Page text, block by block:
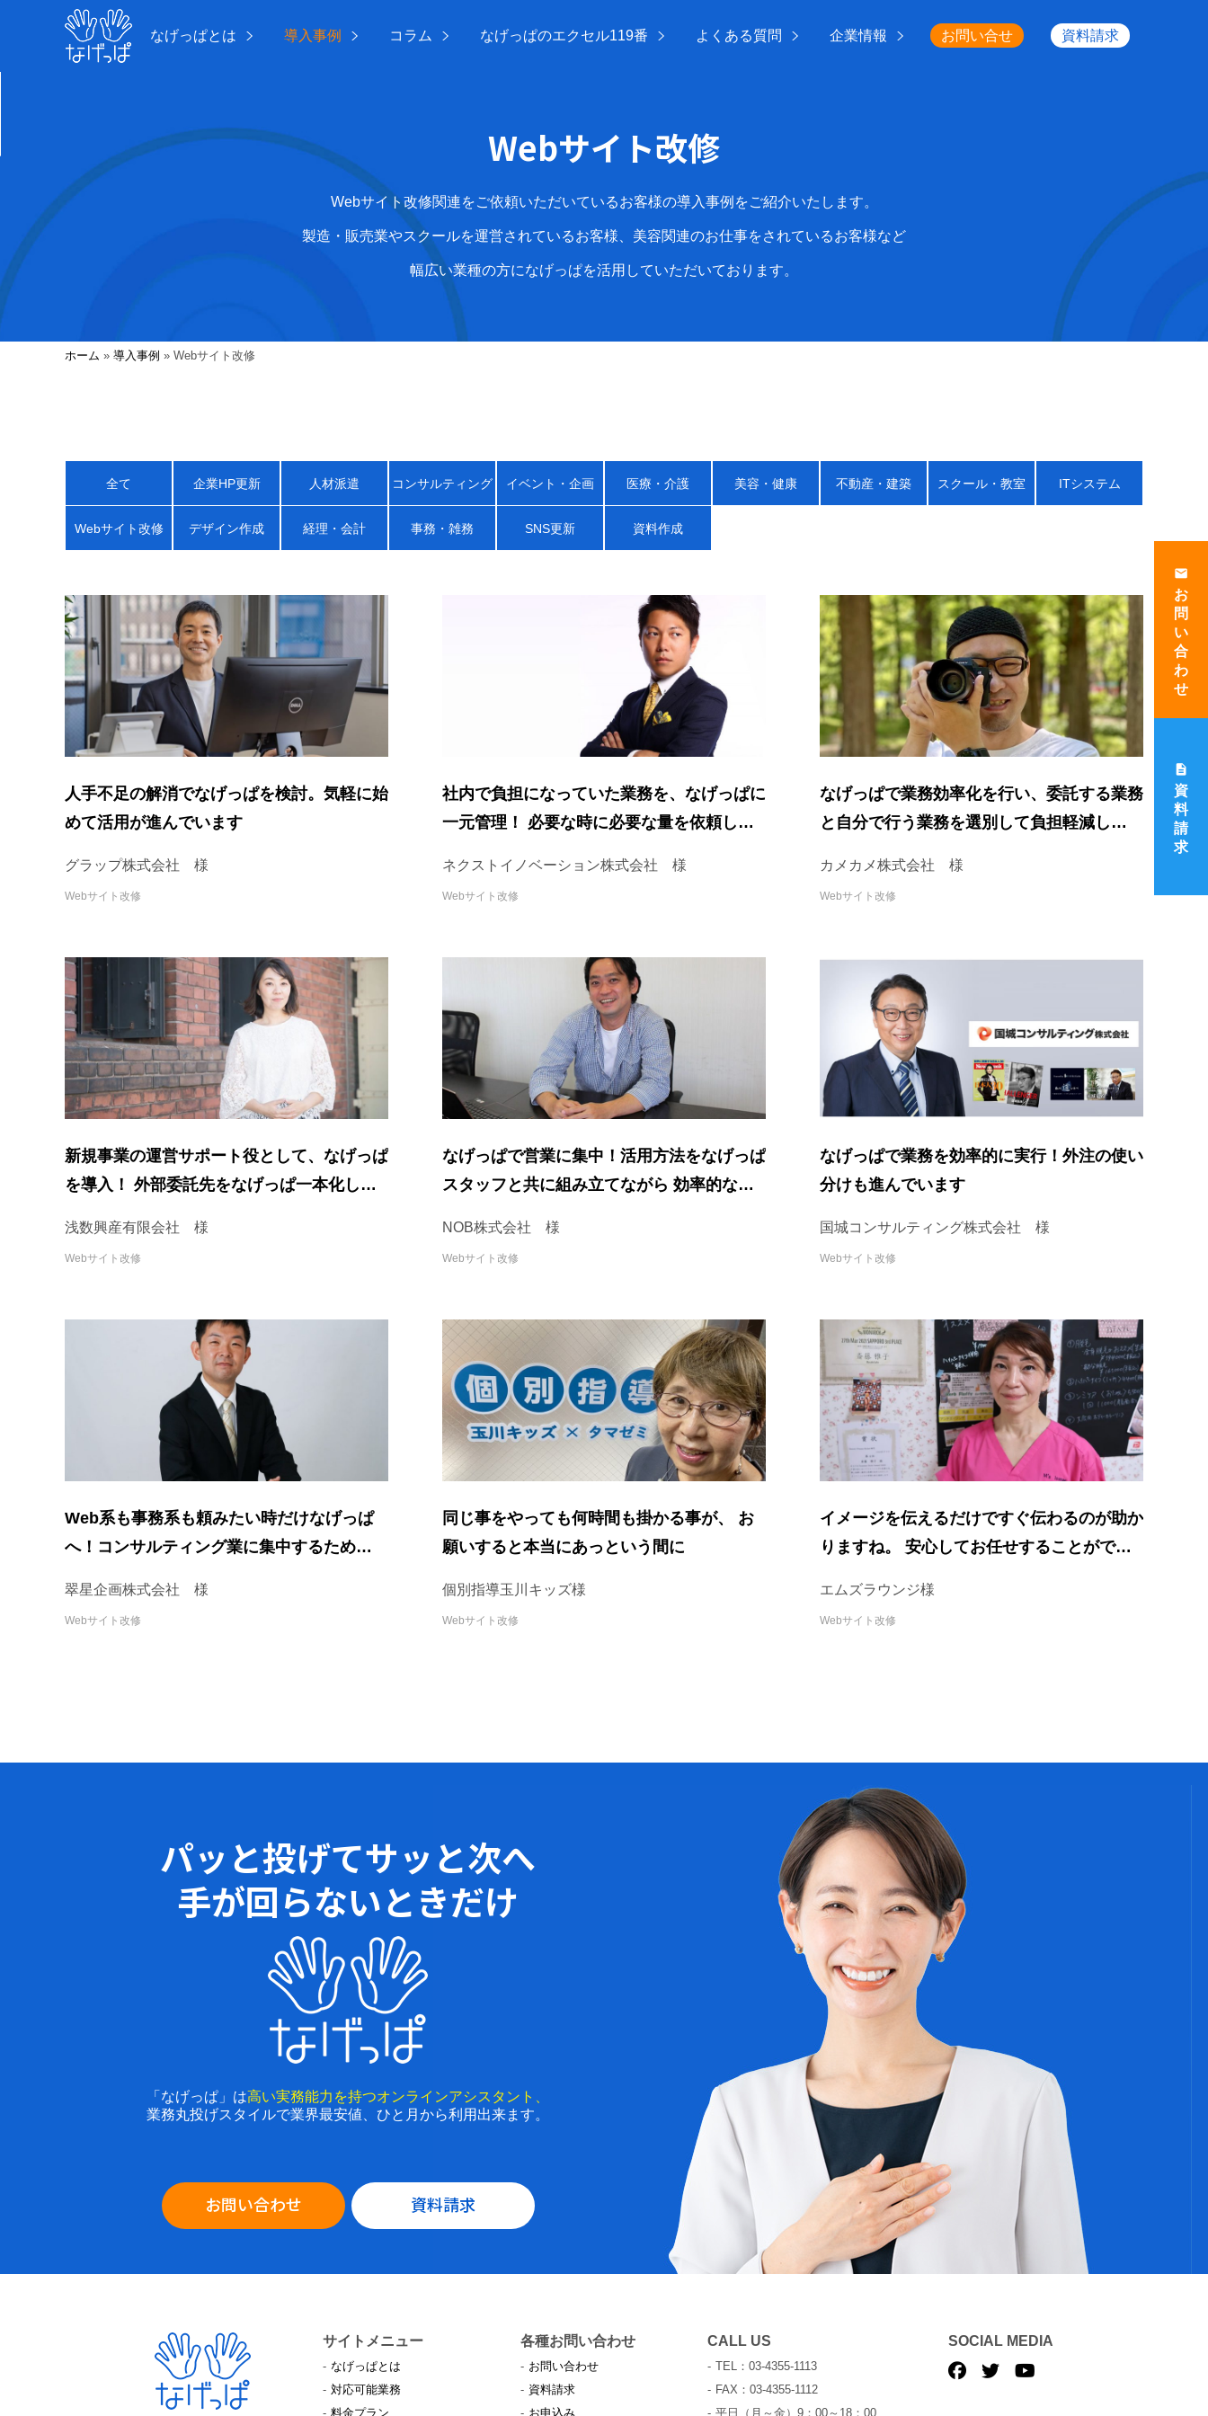
なげっぱとは 導入事例 コラム なげっぱのエクセル119番 よくある質問 企業情報 お問い合せ 資料請求
email
お
問
い
合
わ
せ
description
資
料
請
求
Webサイト改修
Webサイト改修関連をご依頼いただいているお客様の導入事例をご紹介いたします。
製造・販売業やスクールを運営されているお客様、美容関連のお仕事をされているお客様など
幅広い業種の方になげっぱを活用していただいております。
ホーム » 導入事例 » Webサイト改修
全て 企業HP更新 人材派遣 コンサルティング イベント・企画 医療・介護 美容・健康 不動産・建築 スクール・教室 ITシステム
Webサイト改修 デザイン作成 経理・会計 事務・雑務 SNS更新 資料作成
人手不足の解消でなげっぱを検討。気軽に始
めて活用が進んでいます
グラップ株式会社 様
Webサイト改修
社内で負担になっていた業務を、なげっぱに
一元管理！ 必要な時に必要な量を依頼して
ネクストイノベーション株式会社 様
Webサイト改修
なげっぱで業務効率化を行い、委託する業務
と自分で行う業務を選別して負担軽減してい
カメカメ株式会社 様
Webサイト改修
新規事業の運営サポート役として、なげっぱ
を導入！ 外部委託先をなげっぱ一本化した
浅数興産有限会社 様
Webサイト改修
なげっぱで営業に集中！活用方法をなげっぱ
スタッフと共に組み立てながら 効率的な活
NOB株式会社 様
Webサイト改修
なげっぱで業務を効率的に実行！外注の使い
分けも進んでいます
国城コンサルティング株式会社 様
Webサイト改修
Web系も事務系も頼みたい時だけなげっぱ
へ！コンサルティング業に集中するための業
翠星企画株式会社 様
Webサイト改修
同じ事をやっても何時間も掛かる事が、 お
願いすると本当にあっという間に
個別指導玉川キッズ様
Webサイト改修
イメージを伝えるだけですぐ伝わるのが助か
りますね。 安心してお任せすることができ
エムズラウンジ様
Webサイト改修
パッと投げてサッと次へ
手が回らないときだけ
「なげっぱ」は高い実務能力を持つオンラインアシスタント、
業務丸投げスタイルで業界最安値、ひと月から利用出来ます。
お問い合わせ 資料請求
サイトメニュー
なげっぱとは
対応可能業務
料金プラン
各種お問い合わせ
お問い合わせ
資料請求
お申込み
CALL US
TEL：03-4355-1113
FAX：03-4355-1112
平日（月～金）9：00～18：00
SOCIAL MEDIA